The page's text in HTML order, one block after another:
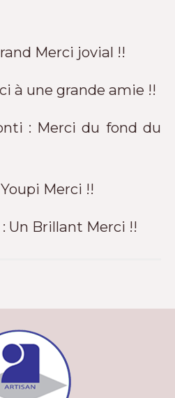
Merci jovial !!
à une grande amie !!
: Merci du fond du
Merci !!
Un Brillant Merci !!